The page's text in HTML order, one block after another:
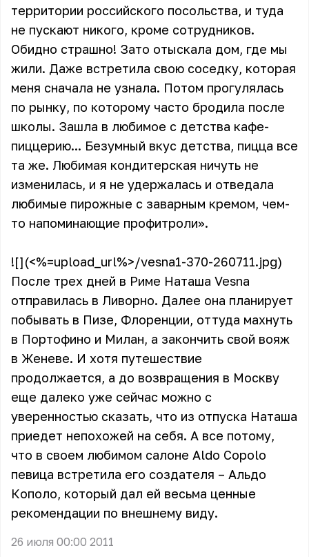
территории российского посольства, и туда
не пускают никого, кроме сотрудников.
Обидно страшно! Зато отыскала дом, где мы
жили. Даже встретила свою соседку, которая
меня сначала не узнала. Потом прогулялась
по рынку, по которому часто бродила после
школы. Зашла в любимое с детства кафе-
пиццерию... Безумный вкус детства, пицца все
та же. Любимая кондитерская ничуть не
изменилась, и я не удержалась и отведала
любимые пирожные с заварным кремом, чем-
то напоминающие профитроли».
![](<%=upload_url%>/vesna1-370-260711.jpg)
После трех дней в Риме Наташа Vesna
отправилась в Ливорно. Далее она планирует
побывать в Пизе, Флоренции, оттуда махнуть
в Портофино и Милан, а закончить свой вояж
в Женеве. И хотя путешествие
продолжается, а до возвращения в Москву
еще далеко уже сейчас можно с
уверенностью сказать, что из отпуска Наташа
приедет непохожей на себя. А все потому,
что в своем любимом салоне Aldo Copolo
певица встретила его создателя – Альдо
Кополо, который дал ей весьма ценные
рекомендации по внешнему виду.
26 июля 00:00 2011